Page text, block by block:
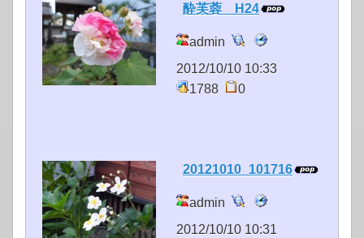
酔芙蓉 H24
admin
2012/10/10 10:33
1788
0
20121010_101716
admin
2012/10/10 10:31